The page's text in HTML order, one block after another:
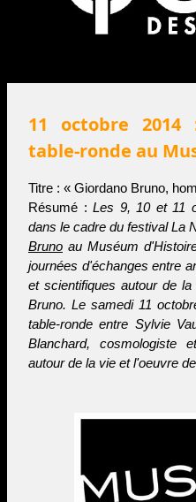
11 octobre
table-ronde au
Titre : « Giordano Bruno,
Résumé :Les 9, 10 et 11
dans le cadre du festival La
Bruno au Muséum
journées d'échanges entre
et scientifiques autour de
Bruno. Le samedi 11
table-ronde entre Sylvie
Blanchard, cosmologiste
autour de la vie et l'oeuvre